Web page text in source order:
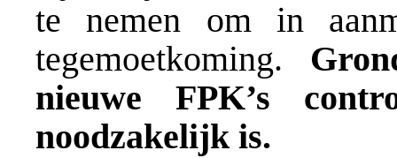
te nemen om in
tegemoetkoming.
nieuwe FPK’s
noodzakelijk is.